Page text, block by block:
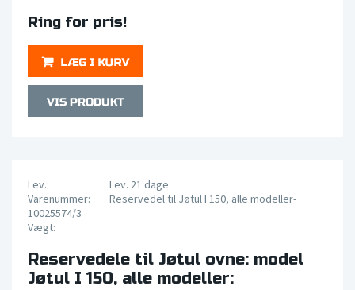
Ring for pris!
Lev.:
Lev. 21 dage
Varenummer:
Reservedel til Jøtul I 150, alle modeller-
10025574/3
Vægt:
Reservedele til Jøtul ovne: model
Jøtul I 150, alle modeller: